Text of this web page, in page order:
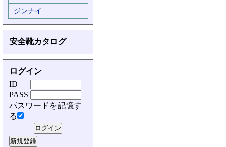
ジンナイ
安全靴カタログ
ログイン
ID
PASS
パスワードを記憶す
る